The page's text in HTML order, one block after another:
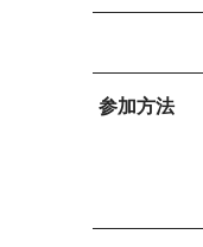
参加方法